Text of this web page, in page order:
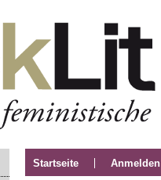
Startseite Anmelden